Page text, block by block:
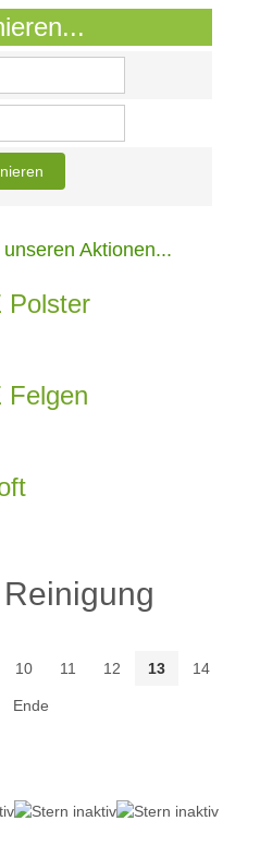
Aktionen...
Polster
Felgen
10 11 12 13 14
Ende